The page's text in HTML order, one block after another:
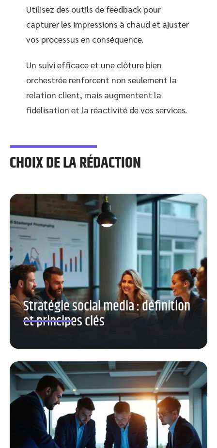
Utilisez des outils de feedback pour
capturer les impressions à chaud et ajuster
vos processus en conséquence.
Un suivi efficace et une clôture bien
orchestrée renforcent non seulement la
relation client, mais augmentent la
fidélisation et la réactivité de vos services.
CHOIX DE LA RÉDACTION
Stratégie social media : définition
et principes clés